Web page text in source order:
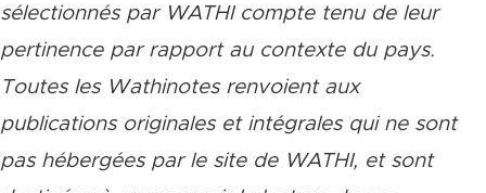
sélectionnés par WATHI compte tenu de leur
pertinence par rapport au contexte du pays.
Toutes les Wathinotes renvoient aux
publications originales et intégrales qui ne sont
pas hébergées par le site de WATHI, et sont